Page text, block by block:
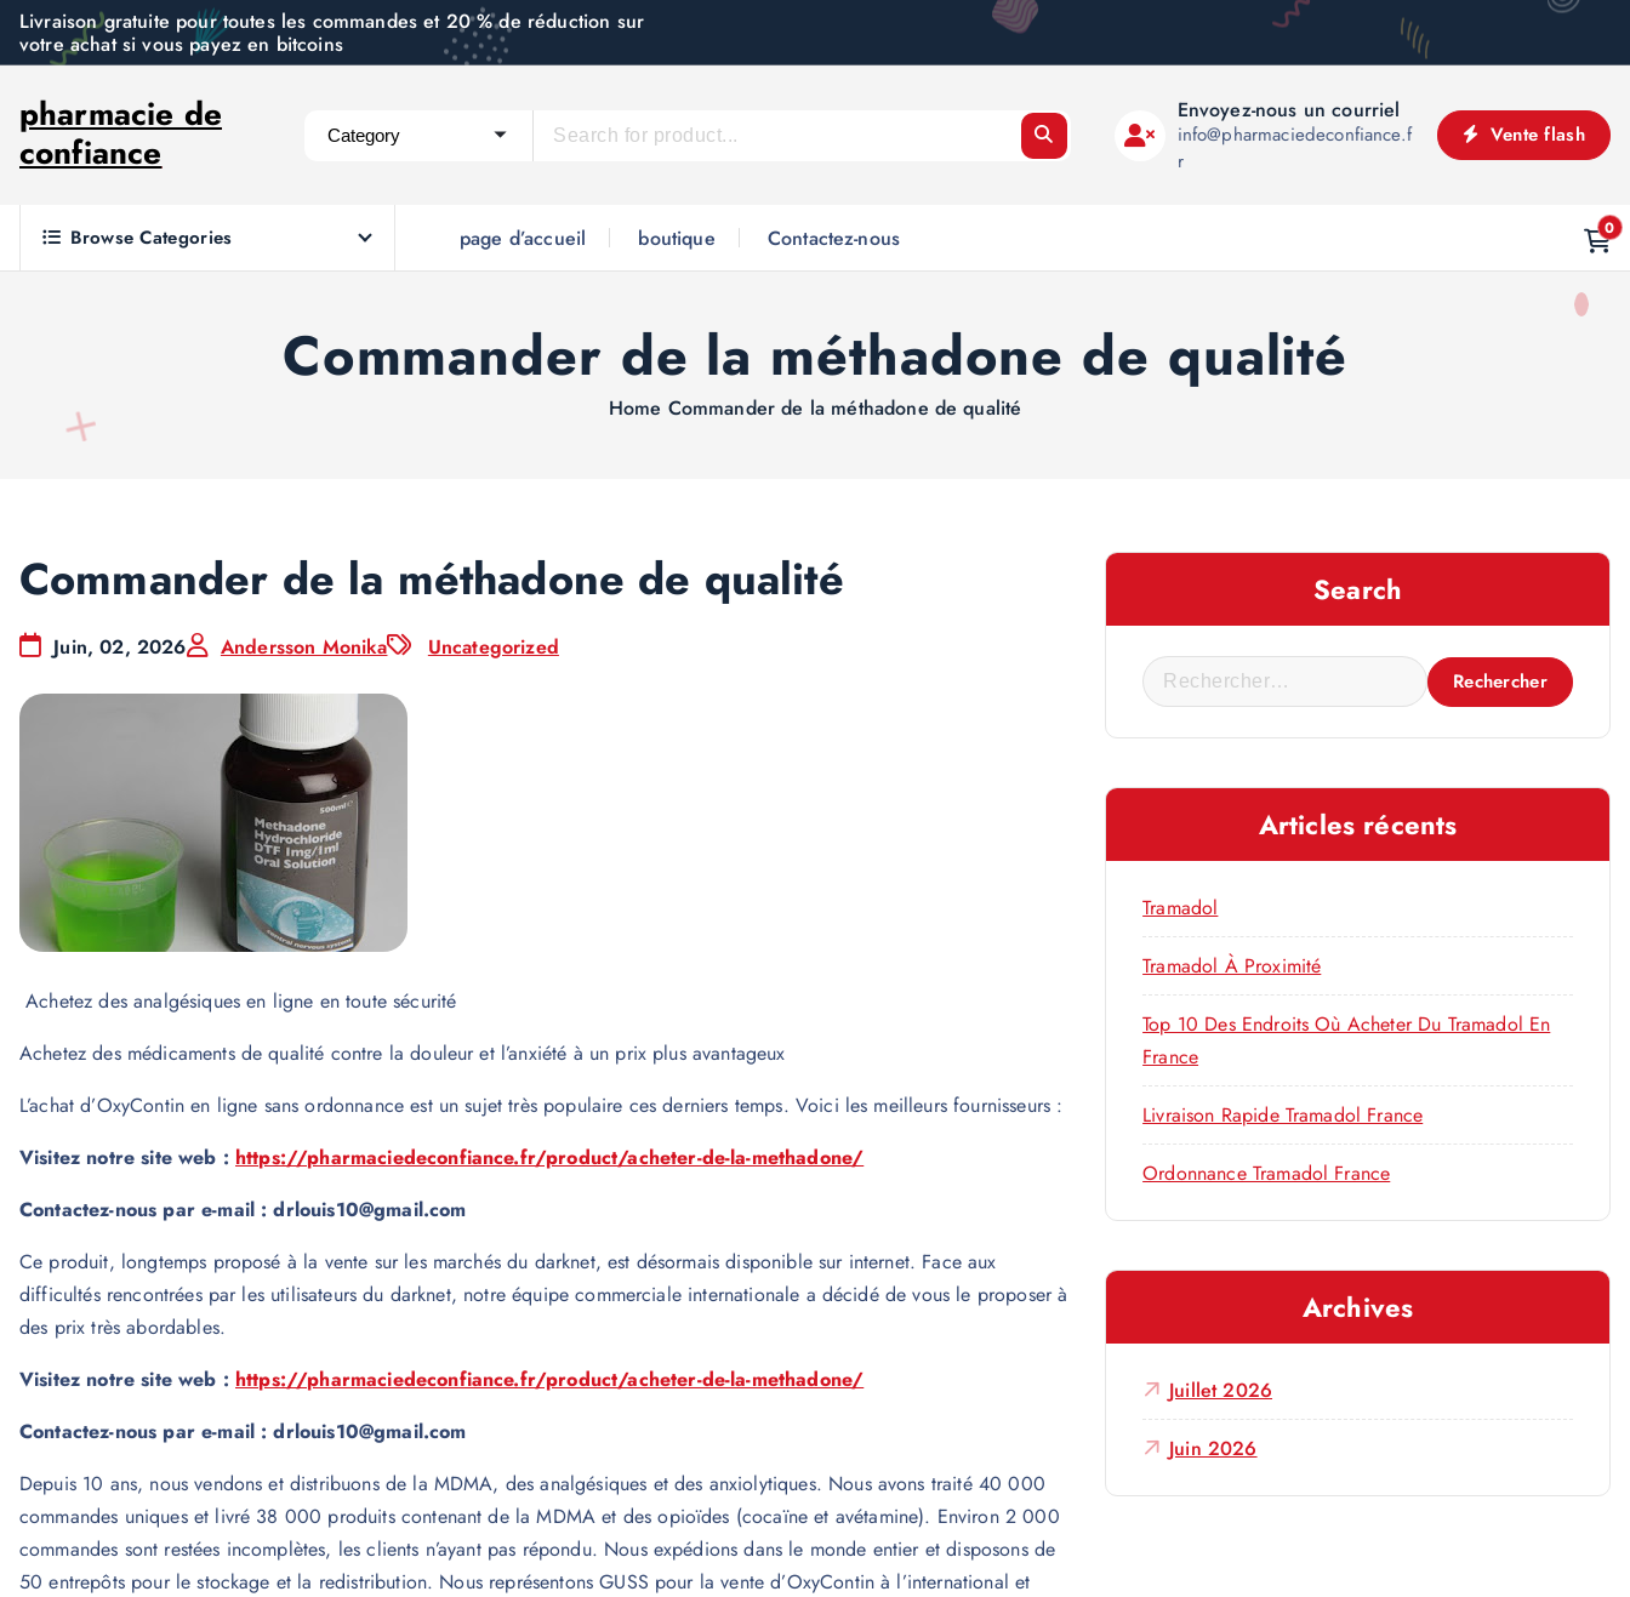
n
Livraison gratuite pour toutes les commandes et 20 % de réduction sur
votre achat si vous payez en bitcoins
pharmacie de
confiance
Envoyez-nous un courriel
info@pharmaciedeconfiance.f
r
Vente flash
Browse Categories page d’accueil boutique Contactez-nous 0
Commander de la méthadone de qualité
Home Commander de la méthadone de qualité
Commander de la méthadone de qualité
Juin, 02, 2026 Andersson Monika Uncategorized
Achetez des analgésiques en ligne en toute sécurité
Achetez des médicaments de qualité contre la douleur et l’anxiété à un prix plus avantageux
L’achat d’OxyContin en ligne sans ordonnance est un sujet très populaire ces derniers temps. Voici les meilleurs fournisseurs :
Visitez notre site web : https://pharmaciedeconfiance.fr/product/acheter-de-la-methadone/
Contactez-nous par e-mail : drlouis10@gmail.com
Ce produit, longtemps proposé à la vente sur les marchés du darknet, est désormais disponible sur internet. Face aux
difficultés rencontrées par les utilisateurs du darknet, notre équipe commerciale internationale a décidé de vous le proposer à
des prix très abordables.
Visitez notre site web : https://pharmaciedeconfiance.fr/product/acheter-de-la-methadone/
Contactez-nous par e-mail : drlouis10@gmail.com
Depuis 10 ans, nous vendons et distribuons de la MDMA, des analgésiques et des anxiolytiques. Nous avons traité 40 000
commandes uniques et livré 38 000 produits contenant de la MDMA et des opioïdes (cocaïne et avétamine). Environ 2 000
commandes sont restées incomplètes, les clients n’ayant pas répondu. Nous expédions dans le monde entier et disposons de
50 entrepôts pour le stockage et la redistribution. Nous représentons GUSS pour la vente d’OxyContin à l’international et
Search
R
e
c
c
h
e
r
:
Articles récents
Tramadol
Tramadol À Proximité
Top 10 Des Endroits Où Acheter Du Tramadol En
France
Livraison Rapide Tramadol France
Ordonnance Tramadol France
Archives
Juillet 2026
Juin 2026